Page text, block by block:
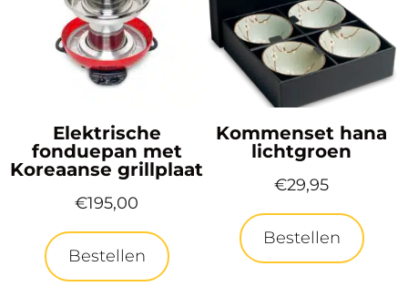
Elektrische
fonduepan met
Koreaanse grillplaat
€195,00
Bestellen
Kommenset hana
lichtgroen
€29,95
Bestellen